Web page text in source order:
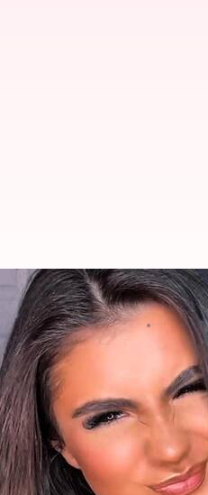
Scrunch face:
menulis Taufiq Al Jufri Nov 13,
Apa ceritanya
Jika cemberut seperti
scrunch face
TikToker terkenal
menyipitkan mata dan